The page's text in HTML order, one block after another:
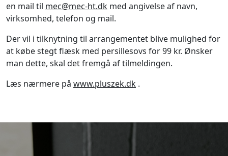
en mail til mec@mec-ht.dk med angivelse af navn,
virksomhed, telefon og mail.
Der vil i tilknytning til arrangementet blive mulighed for
at købe stegt flæsk med persillesovs for 99 kr. Ønsker
man dette, skal det fremgå af tilmeldingen.
Læs nærmere på www.pluszek.dk .